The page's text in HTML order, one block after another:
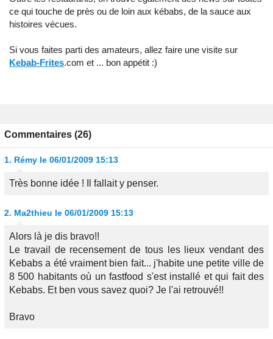
ce qui touche de près ou de loin aux kébabs, de la sauce aux
histoires vécues.
Si vous faites parti des amateurs, allez faire une visite sur
Kebab-Frites.com et ... bon appétit :)
Commentaires (26)
1. Rémy le 06/01/2009 15:13
Très bonne idée ! Il fallait y penser.
2. Ma2thieu le 06/01/2009 15:13
Alors là je dis bravo!!
Le travail de recensement de tous les lieux vendant des
Kebabs a été vraiment bien fait... j'habite une petite ville de
8 500 habitants où un fastfood s'est installé et qui fait des
Kebabs. Et ben vous savez quoi? Je l'ai retrouvé!!
Bravo